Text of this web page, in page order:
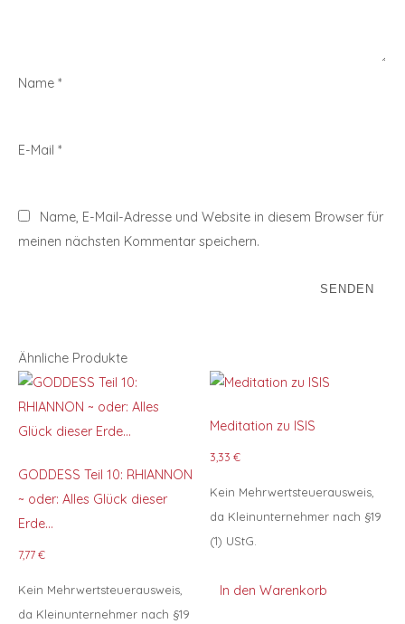
Name *
E-Mail *
Name, E-Mail-Adresse und Website in diesem Browser für
meinen nächsten Kommentar speichern.
Ähnliche Produkte
GODDESS Teil 10: RHIANNON
~ oder: Alles Glück dieser
Erde…
7,77 €
Kein Mehrwertsteuerausweis,
da Kleinunternehmer nach §19
Meditation zu ISIS
3,33€
Kein Mehrwertsteuerausweis,
da Kleinunternehmer nach §19
(1) UStG.
In den Warenkorb